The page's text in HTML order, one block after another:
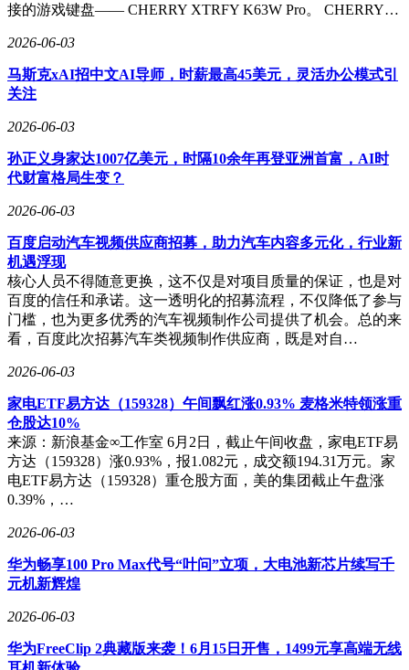
接的游戏键盘—— CHERRY XTRFY K63W Pro。 CHERRY…
2026-06-03
马斯克xAI招中文AI导师，时薪最高45美元，灵活办公模式引
关注
2026-06-03
孙正义身家达1007亿美元，时隔10余年再登亚洲首富，AI时
代财富格局生变？
2026-06-03
百度启动汽车视频供应商招募，助力汽车内容多元化，行业新
机遇浮现
核心人员不得随意更换，这不仅是对项目质量的保证，也是对
百度的信任和承诺。这一透明化的招募流程，不仅降低了参与
门槛，也为更多优秀的汽车视频制作公司提供了机会。总的来
看，百度此次招募汽车类视频制作供应商，既是对自…
2026-06-03
家电ETF易方达（159328）午间飘红涨0.93% 麦格米特领涨重
仓股达10%
来源：新浪基金∞工作室 6月2日，截止午间收盘，家电ETF易
方达（159328）涨0.93%，报1.082元，成交额194.31万元。家
电ETF易方达（159328）重仓股方面，美的集团截止午盘涨
0.39%，…
2026-06-03
华为畅享100 Pro Max代号“叶问”立项，大电池新芯片续写千
元机新辉煌
2026-06-03
华为FreeClip 2典藏版来袭！6月15日开售，1499元享高端无线